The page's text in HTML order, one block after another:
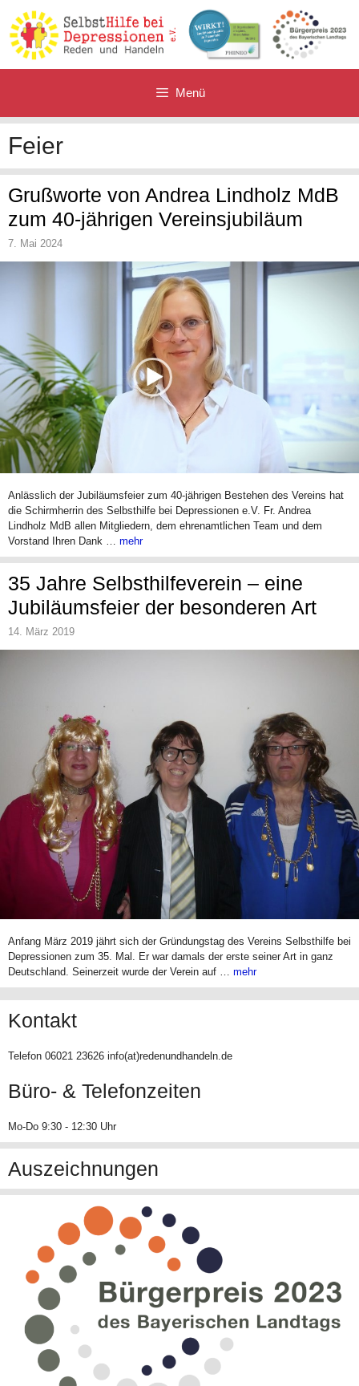
Inhalt
springen
Menü
Feier
Grußworte von Andrea Lindholz MdB
zum 40-jährigen Vereinsjubiläum
7. Mai 2024
Anlässlich der Jubiläumsfeier zum 40-jährigen Bestehen des Vereins hat
die Schirmherrin des Selbsthilfe bei Depressionen e.V. Fr. Andrea
Lindholz MdB allen Mitgliedern, dem ehrenamtlichen Team und dem
Vorstand Ihren Dank … mehr
35 Jahre Selbsthilfeverein – eine
Jubiläumsfeier der besonderen Art
14. März 2019
Anfang März 2019 jährt sich der Gründungstag des Vereins Selbsthilfe bei
Depressionen zum 35. Mal. Er war damals der erste seiner Art in ganz
Deutschland. Seinerzeit wurde der Verein auf … mehr
Kontakt
Telefon 06021 23626 info(at)redenundhandeln.de
Büro- & Telefonzeiten
Mo-Do 9:30 - 12:30 Uhr
Auszeichnungen